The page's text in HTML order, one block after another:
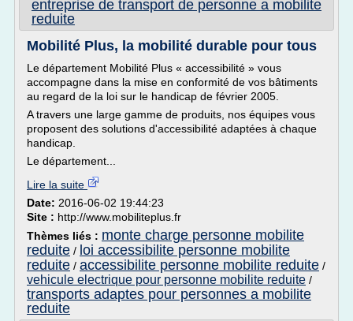
entreprise de transport de personne a mobilite
reduite
Mobilité Plus, la mobilité durable pour tous
Le département Mobilité Plus « accessibilité » vous
accompagne dans la mise en conformité de vos bâtiments
au regard de la loi sur le handicap de février 2005.
A travers une large gamme de produits, nos équipes vous
proposent des solutions d'accessibilité adaptées à chaque
handicap.
Le département...
Lire la suite
Date: 2016-06-02 19:44:23
Site : http://www.mobiliteplus.fr
Thèmes liés : monte charge personne mobilite
reduite / loi accessibilite personne mobilite
reduite / accessibilite personne mobilite reduite /
vehicule electrique pour personne mobilite reduite /
transports adaptes pour personnes a mobilite
reduite